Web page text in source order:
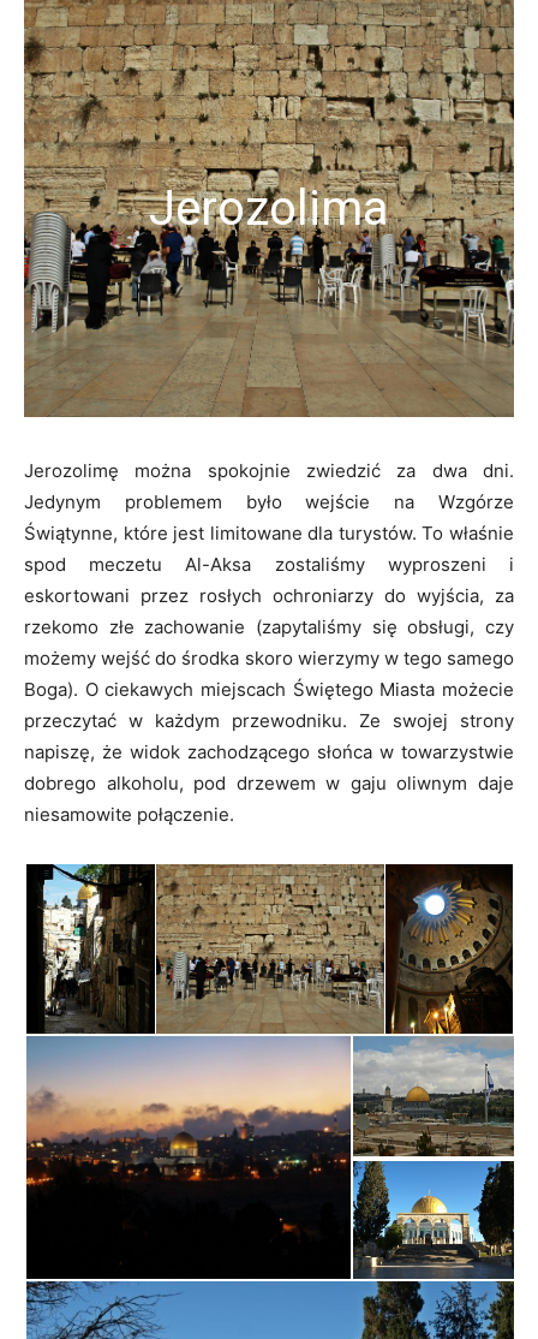
Jerozolima
Jerozolimę można spokojnie zwiedzić za dwa dni.
Jedynym problemem było wejście na Wzgórze
Świątynne, które jest limitowane dla turystów. To właśnie
spod meczetu Al-Aksa zostaliśmy wyproszeni i
eskortowani przez rosłych ochroniarzy do wyjścia, za
rzekomo złe zachowanie (zapytaliśmy się obsługi, czy
możemy wejść do środka skoro wierzymy w tego samego
Boga). O ciekawych miejscach Świętego Miasta możecie
przeczytać w każdym przewodniku. Ze swojej strony
napiszę, że widok zachodzącego słońca w towarzystwie
dobrego alkoholu, pod drzewem w gaju oliwnym daje
niesamowite połączenie.